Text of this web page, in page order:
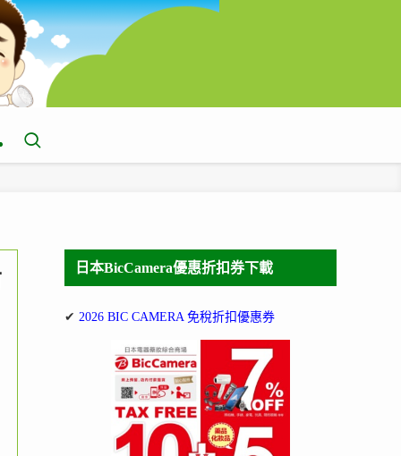
日本BicCamera優惠折扣券下載
✔ 2026 BIC CAMERA 免稅折扣優惠券